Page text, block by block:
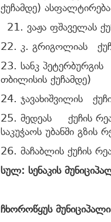
ქუჩამდე) ასფალტირება
21. ვაჟა ფშაველას
22. კ. გრიგოლიას
23. სანკ
თბილისის ქუჩამდე)
24. ჯავახიშვილის
25. მედეას ქუჩის
საკუჭაოს უბანში გზის
26. მაჩაბლის ქუჩის
სულ: სენაკის
ჩხოროწყუს